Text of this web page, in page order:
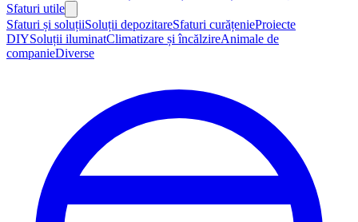
Sfaturi utile
Sfaturi și soluțiiSoluții depozitareSfaturi curățenieProiecte
DIYSoluții iluminatClimatizare și încălzireAnimale de
companieDiverse